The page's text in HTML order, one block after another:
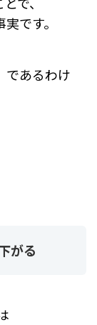
です。
であるわけ
がる